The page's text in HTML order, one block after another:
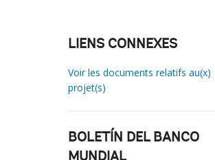
LIENS CONNEXES
Voir les documents relatifs au(x)
projet(s)
BOLETÍN DEL BANCO
MUNDIAL